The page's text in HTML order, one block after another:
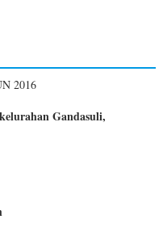
2016
Gandasuli,